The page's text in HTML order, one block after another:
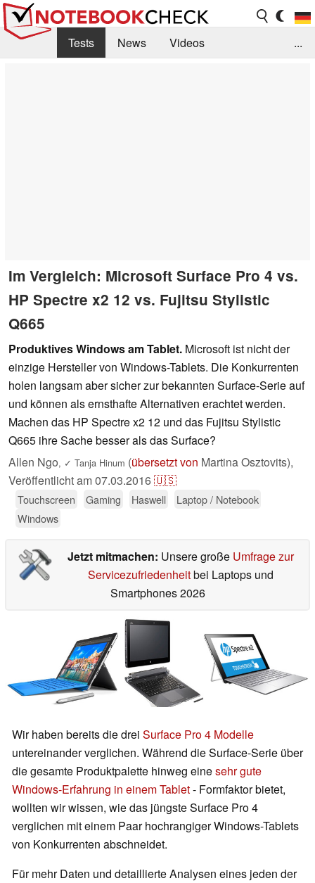
Tests News
Videos
...
Im Vergleich: Microsoft Surface Pro 4 vs.
HP Spectre x2 12 vs. Fujitsu Stylistic
Q665
Produktives Windows am Tablet. Microsoft ist nicht der
einzige Hersteller von Windows-Tablets. Die Konkurrenten
holen langsam aber sicher zur bekannten Surface-Serie auf
und können als ernsthafte Alternativen erachtet werden.
Machen das HP Spectre x2 12 und das Fujitsu Stylistic
Q665 ihre Sache besser als das Surface?
Allen Ngo, ✓ Tanja Hinum (übersetzt von Martina Osztovits),
Veröffentlicht am07.03.2016🇺🇸
Touchscreen Gaming Haswell
Laptop / Notebook
Windows
Jetzt mitmachen: Unsere große Umfrage zur
Servicezufriedenheitbei Laptops und
Smartphones 2026
Wir haben bereits die drei Surface Pro 4 Modelle
untereinander verglichen. Während die Surface-Serie über
die gesamte Produktpalette hinweg einesehr gute
Windows-Erfahrung in einem Tablet- Formfaktor bietet,
wollten wir wissen, wie das jüngste Surface Pro 4
verglichen mit einem Paar hochrangiger Windows-Tablets
von Konkurrenten abschneidet.
Für mehr Daten und detaillierte Analysen eines jeden der